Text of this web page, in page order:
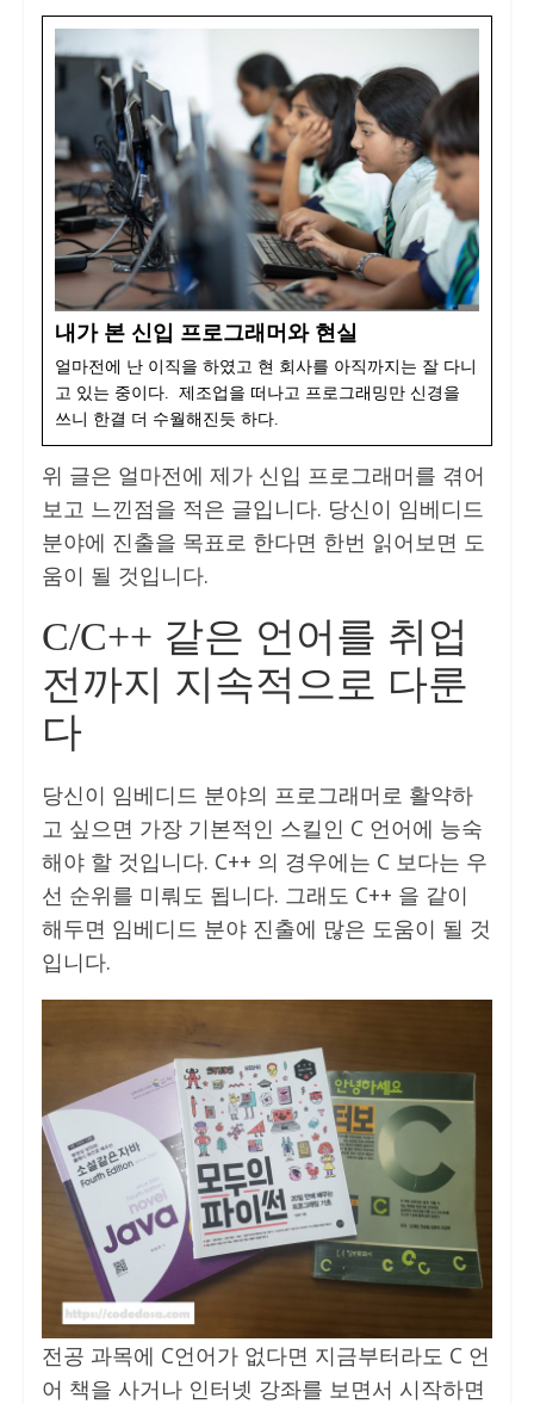
내가 본 신입 프로그래머와 현실
얼마전에 난 이직을 하였고 현 회사를 아직까지는 잘 다니
고 있는 중이다. 제조업을 떠나고 프로그래밍만 신경을
쓰니 한결 더 수월해진듯 하다.
위 글은 얼마전에 제가 신입 프로그래머를 겪어
보고 느낀점을 적은 글입니다. 당신이 임베디드
분야에 진출을 목표로 한다면 한번 읽어보면 도
움이 될 것입니다.
C/C++ 같은 언어를 취업
전까지 지속적으로 다룬
다
당신이 임베디드 분야의 프로그래머로 활약하
고 싶으면 가장 기본적인 스킬인 C 언어에 능숙
해야 할 것입니다. C++ 의 경우에는 C 보다는 우
선 순위를 미뤄도 됩니다. 그래도 C++ 을 같이
해두면 임베디드 분야 진출에 많은 도움이 될 것
입니다.
전공 과목에 C언어가 없다면 지금부터라도 C 언
어 책을 사거나 인터넷 강좌를 보면서 시작하면